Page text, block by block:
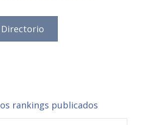
Directorio
rankings publicados